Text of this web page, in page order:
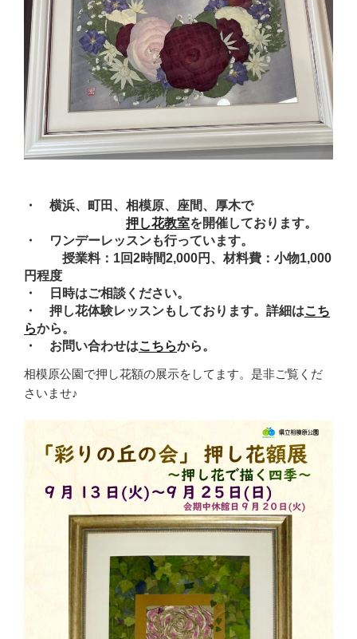
・ 横浜、町田、相模原、座間、厚木で
押し花教室を開催しております。
・ ワンデーレッスンも行っています。
授業料：1回2時間2,000円、材料費：小物1,000
円程度
・ 日時はご相談ください。
・ 押し花体験レッスンもしております。詳細はこち
らから。
・ お問い合わせはこちらから。
相模原公園で押し花額の展示をしてます。是非ご覧くだ
さいませ♪